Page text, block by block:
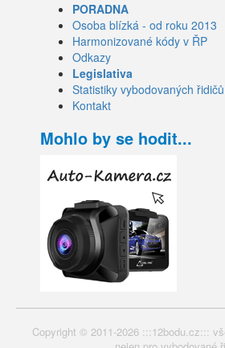
PORADNA
Osoba blízká - od roku 2013
Harmonizované kódy v ŘP
Odkazy
Legislativa
Statistiky vybodovaných řidičů
Kontakt
Mohlo by se hodit...
Copyright © 2011-2026 :::12bodu.cz:::